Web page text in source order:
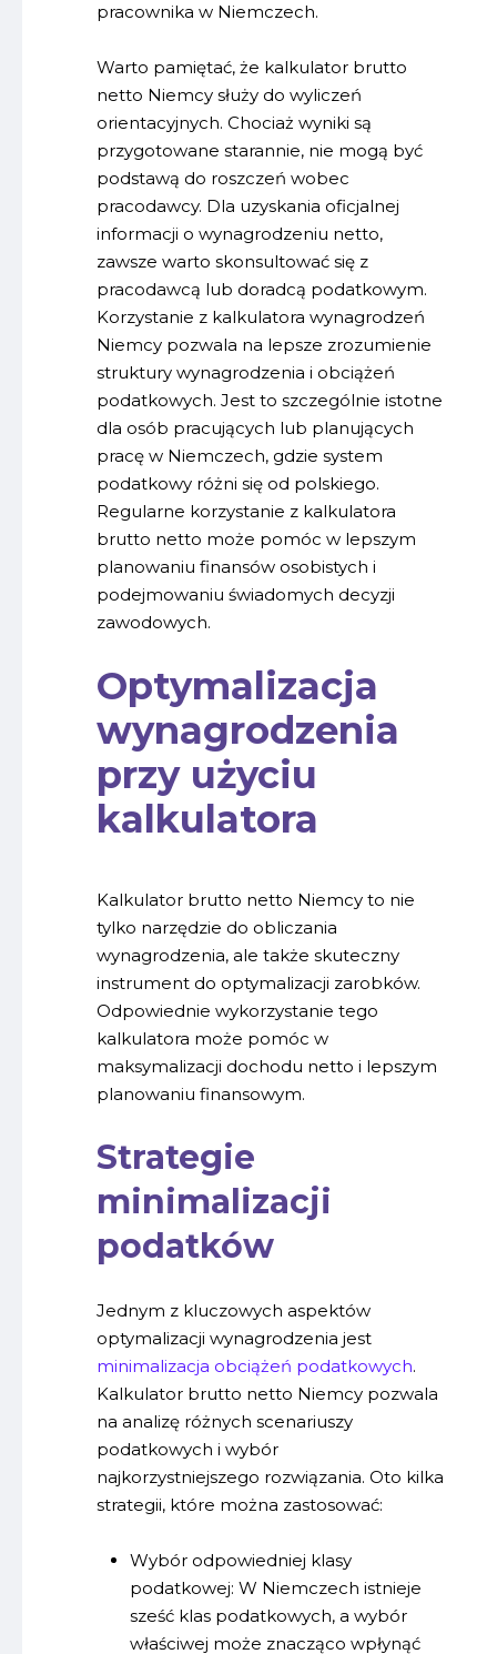
pracownika w Niemczech.
Warto pamiętać, że kalkulator brutto
netto Niemcy służy do wyliczeń
orientacyjnych. Chociaż wyniki są
przygotowane starannie, nie mogą być
podstawą do roszczeń wobec
pracodawcy. Dla uzyskania oficjalnej
informacji o wynagrodzeniu netto,
zawsze warto skonsultować się z
pracodawcą lub doradcą podatkowym.
Korzystanie z kalkulatora wynagrodzeń
Niemcy pozwala na lepsze zrozumienie
struktury wynagrodzenia i obciążeń
podatkowych. Jest to szczególnie istotne
dla osób pracujących lub planujących
pracę w Niemczech, gdzie system
podatkowy różni się od polskiego.
Regularne korzystanie z kalkulatora
brutto netto może pomóc w lepszym
planowaniu finansów osobistych i
podejmowaniu świadomych decyzji
zawodowych.
Optymalizacja
wynagrodzenia
przy użyciu
kalkulatora
Kalkulator brutto netto Niemcy to nie
tylko narzędzie do obliczania
wynagrodzenia, ale także skuteczny
instrument do optymalizacji zarobków.
Odpowiednie wykorzystanie tego
kalkulatora może pomóc w
maksymalizacji dochodu netto i lepszym
planowaniu finansowym.
Strategie
minimalizacji
podatków
Jednym z kluczowych aspektów
optymalizacji wynagrodzenia jest
minimalizacja obciążeń podatkowych.
Kalkulator brutto netto Niemcy pozwala
na analizę różnych scenariuszy
podatkowych i wybór
najkorzystniejszego rozwiązania. Oto kilka
strategii, które można zastosować:
Wybór odpowiedniej klasy
podatkowej: W Niemczech istnieje
sześć klas podatkowych, a wybór
właściwej może znacząco wpłynąć